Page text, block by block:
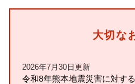
大切な
2026年7月30日更新
令和8年熊本地震災害に対す